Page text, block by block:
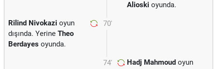
Alioski oyunda.
70'
Rilind Nivokazi oyun
dışında. Yerine Theo
Berdayes oyunda.
74' Hadj Mahmoud oyun